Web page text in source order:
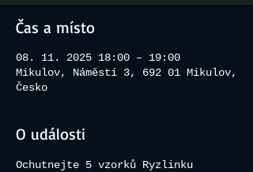
Čas a místo
08. 11. 2025 18:00 – 19:00
Mikulov, Náměstí 3, 692 01 Mikulov,
Česko
O události
Ochutnejte 5 vzorků Ryzlinku